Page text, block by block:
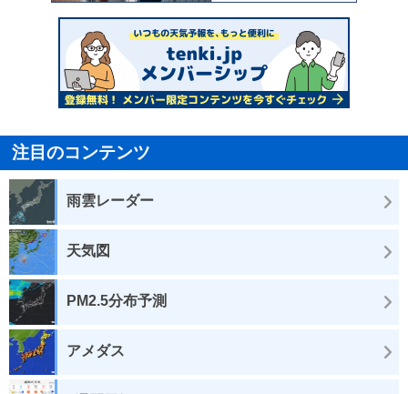
注目のコンテンツ
雨雲レーダー
天気図
PM2.5分布予測
アメダス